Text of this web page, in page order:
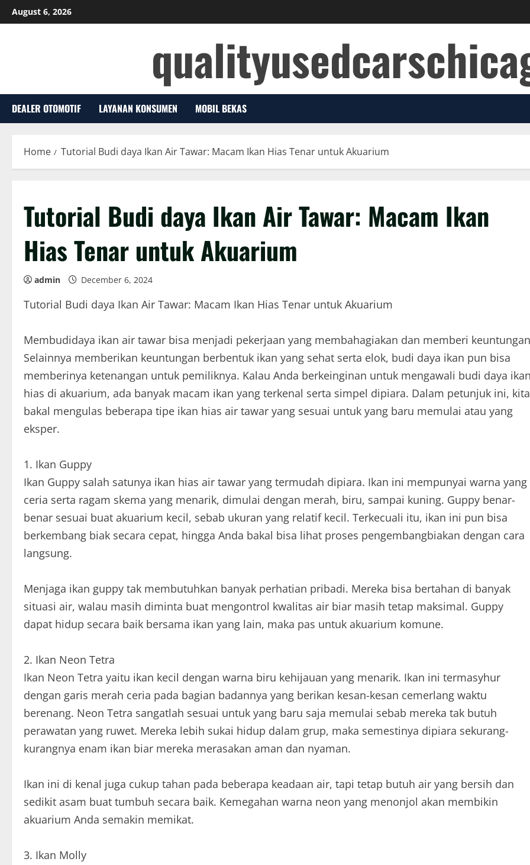
Skip
to
August 6, 2026
DEALER OTOMOTIF LAYANAN KONSUMEN MOBIL BEKAS
Home Tutorial Budi daya Ikan Air Tawar: Macam Ikan Hias Tenar untuk Akuarium
Tutorial Budi daya Ikan Air Tawar: Macam Ikan
Hias Tenar untuk Akuarium
admin December 6, 2024
Tutorial Budi daya Ikan Air Tawar: Macam Ikan Hias Tenar untuk Akuarium
Membudidaya ikan air tawar bisa menjadi pekerjaan yang membahagiakan dan memberi
Selainnya memberikan keuntungan berbentuk ikan yang sehat serta elok, budi daya ikan pun bisa
memberinya ketenangan untuk pemiliknya. Kalau Anda berkeinginan untuk mengawali budi daya
hias di akuarium, ada banyak macam ikan yang terkenal serta simpel dipiara. Dalam petunjuk ini, kita
bakal mengulas beberapa tipe ikan hias air tawar yang sesuai untuk yang baru memulai atau yang
eksper.
1. Ikan Guppy
Ikan Guppy salah satunya ikan hias air tawar yang termudah dipiara. Ikan ini mempunyai warna yang
ceria serta ragam skema yang menarik, dimulai dengan merah, biru, sampai kuning. Guppy benar-
benar sesuai buat akuarium kecil, sebab ukuran yang relatif kecil. Terkecuali itu, ikan ini pun bisa
berkembang biak secara cepat, hingga Anda bakal bisa lihat proses pengembangbiakan dengan cara
langsung.
Menjaga ikan guppy tak membutuhkan banyak perhatian pribadi. Mereka bisa bertahan di banyak
situasi air, walau masih diminta buat mengontrol kwalitas air biar masih tetap maksimal. Guppy
dapat hidup secara baik bersama ikan yang lain, maka pas untuk akuarium komune.
2. Ikan Neon Tetra
Ikan Neon Tetra yaitu ikan kecil dengan warna biru kehijauan yang menarik. Ikan ini termasyhur
dengan garis merah ceria pada bagian badannya yang berikan kesan-kesan cemerlang waktu
berenang. Neon Tetra sangatlah sesuai untuk yang baru saja memulai sebab mereka tak butuh
perawatan yang ruwet. Mereka lebih sukai hidup dalam grup, maka semestinya dipiara sekurang-
kurangnya enam ikan biar mereka merasakan aman dan nyaman.
Ikan ini di kenal juga cukup tahan pada beberapa keadaan air, tapi tetap butuh air yang bersih dan
sedikit asam buat tumbuh secara baik. Kemegahan warna neon yang menonjol akan membikin
akuarium Anda semakin memikat.
3. Ikan Molly